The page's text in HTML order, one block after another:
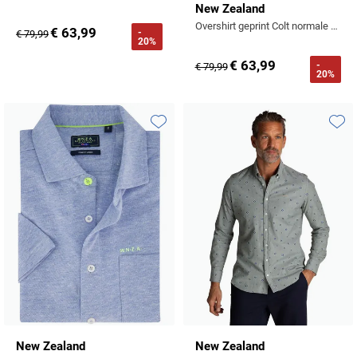
€ 79,99€ 63,99
-
20%
New Zealand
Overshirt geprint Colt normale fit navy katoen
€ 79,99€ 63,99
-
20%
New Zealand
Toevoegen aan favorieten
New Zealand